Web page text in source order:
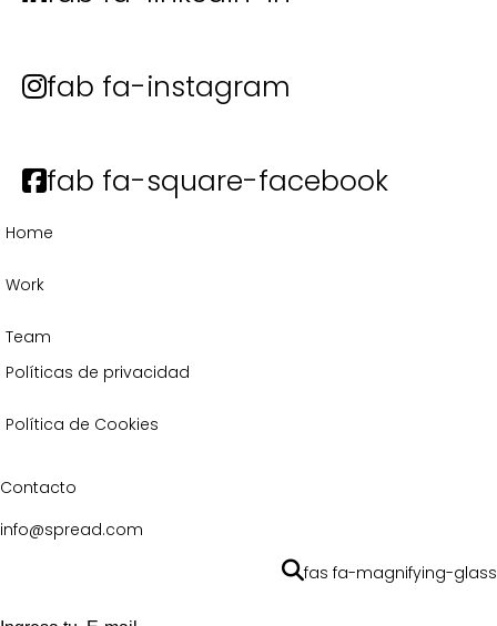
fab fa-instagram
fab fa-square-facebook
Home
Work
Team
Políticas de privacidad
Política de Cookies
Contacto
info@spread.com
fas fa-magnifying-glass